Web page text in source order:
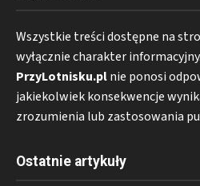
Wszystkie treści dostępne na
wyłącznie charakter
PrzyLotnisku.plnie ponosi
jakiekolwiek konsekwencje
zrozumienia lub zastosowania
Ostatnie artykuły